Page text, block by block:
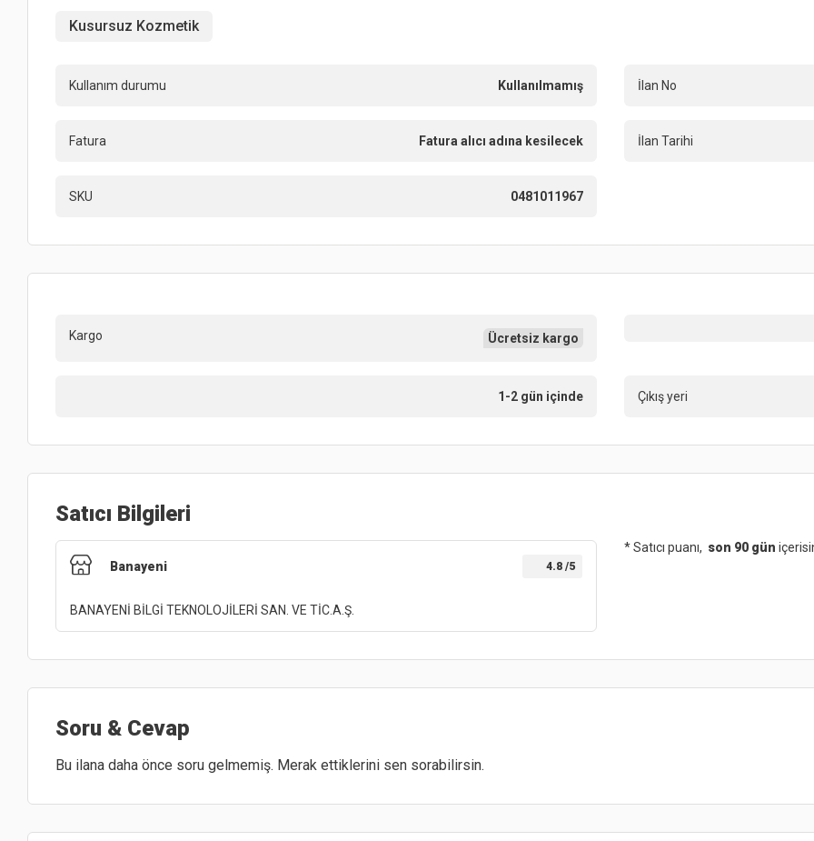
Kusursuz Kozmetik
Kullanım durumu Kullanılmamış İlan No
Fatura Fatura alıcı adına kesilecek İlan Tarihi
SKU 0481011967
Kargo Ücretsiz kargo
1-2 gün içinde Çıkış yeri
Satıcı Bilgileri
Banayeni 4.8 /5
BANAYENİ BİLGİ TEKNOLOJİLERİ SAN. VE TİC.A.Ş.
* Satıcı puanı, son 90 gün
Soru & Cevap
Bu ilana daha önce soru gelmemiş. Merak ettiklerini sen sorabilirsin.